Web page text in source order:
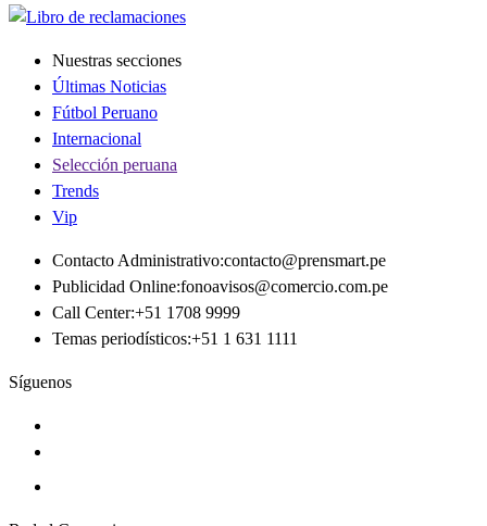
Nuestras secciones
Últimas Noticias
Fútbol Peruano
Internacional
Selección peruana
Trends
Vip
Contacto Administrativo:contacto@prensmart.pe
Publicidad Online:fonoavisos@comercio.com.pe
Call Center:+51 1708 9999
Temas periodísticos:+51 1 631 1111
Síguenos